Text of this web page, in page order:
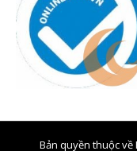
Bản quyền thuộc về